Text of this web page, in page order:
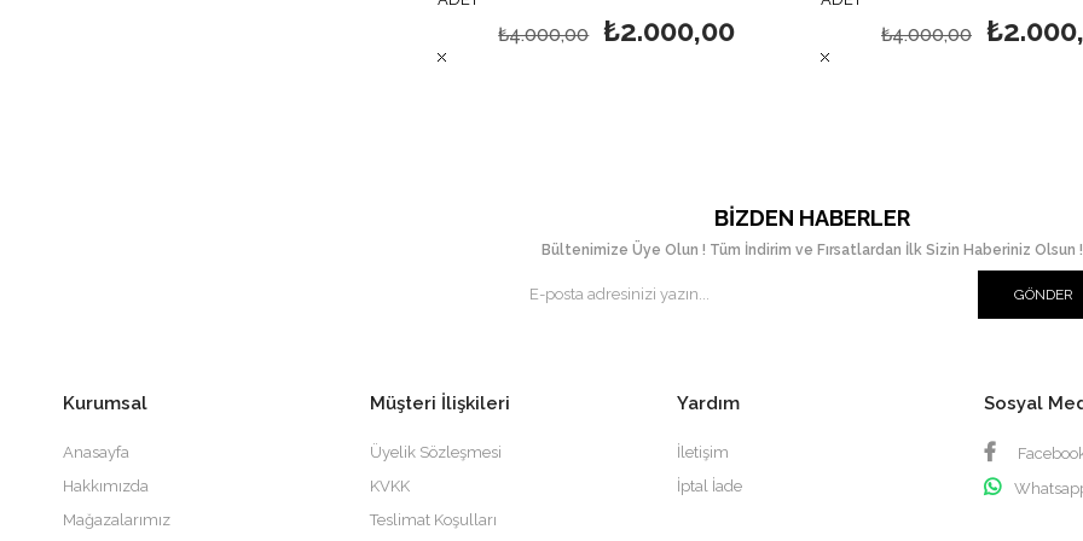
₺2.000,00
₺4.000,00 ₺4.000,00
BIZDEN HABERLER
Bültenimize Üye Olun ! Tüm İndirim ve Fırsatlardan İlk Sizin Haberiniz Olsun !
GÖNDER
Kurumsal
Anasayfa
Hakkımızda
Mağazalarımız
Müşteri İlişkileri
Üyelik Sözleşmesi
KVKK
Teslimat Koşulları
Yardım
İletişim
İptal İade
Sosyal